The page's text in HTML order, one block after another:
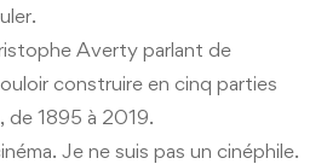
Averty parlant de
construire en cinq parties
de 1895 à 2019.
Je ne suis pas un cinéphile.